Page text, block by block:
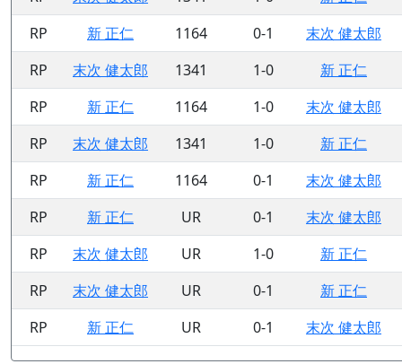
RP
新 正仁 1164 0-1
末次 健太郎
RP
末次 健太郎 1341 1-0
新 正仁
RP
新 正仁 1164 1-0
末次 健太郎
RP
末次 健太郎 1341 1-0
新 正仁
RP
新 正仁 1164 0-1
末次 健太郎
RP
新 正仁 UR 0-1
末次 健太郎
RP
末次 健太郎 UR 1-0
新 正仁
RP
末次 健太郎 UR 0-1
新 正仁
RP
新 正仁 UR 0-1 末次 健太郎